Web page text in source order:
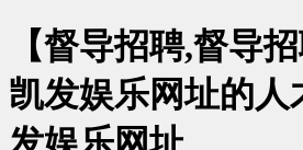
【督导招聘,督导
凯发娱乐网址的人